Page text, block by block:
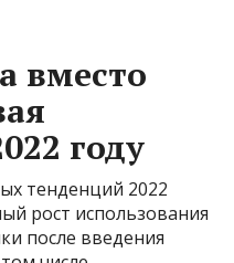
вместо
году
тенденций 2022
рост использования
после введения